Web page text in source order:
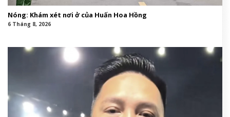
Nóng: Khám xét nơi ở của Huấn Hoa Hồng
6 Tháng 8, 2026